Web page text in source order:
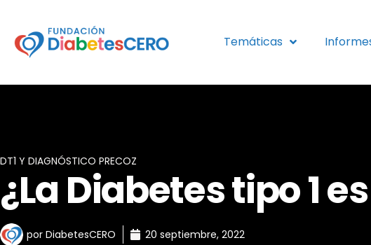
contenido
Temáticas
DT1 Y DIAGNÓSTICO PRECOZ
¿La Diabetes tipo 1
por DiabetesCERO 20 septiembre, 2022